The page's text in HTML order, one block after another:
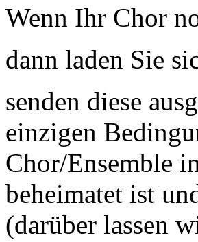
Wenn Ihr Chor
dann laden Sie
senden diese
einzigen
Chor/Ensemble
beheimatet ist
(darüber lassen